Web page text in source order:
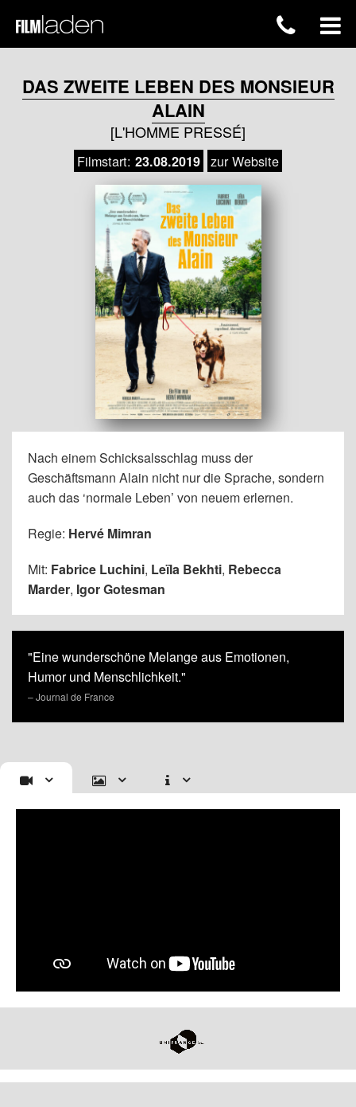
DAS ZWEITE LEBEN DES MONSIEUR
ALAIN
[L'HOMME PRESSÉ]
Filmstart: 23.08.2019 zur Website
Nach einem Schicksalsschlag muss der
Geschäftsmann Alain nicht nur die Sprache, sondern
auch das ‘normale Leben’ von neuem erlernen.
Regie: Hervé Mimran
Mit: Fabrice Luchini, Leïla Bekhti, Rebecca
Marder, Igor Gotesman
"Eine wunderschöne Melange aus Emotionen,
Humor und Menschlichkeit."
– Journal de France